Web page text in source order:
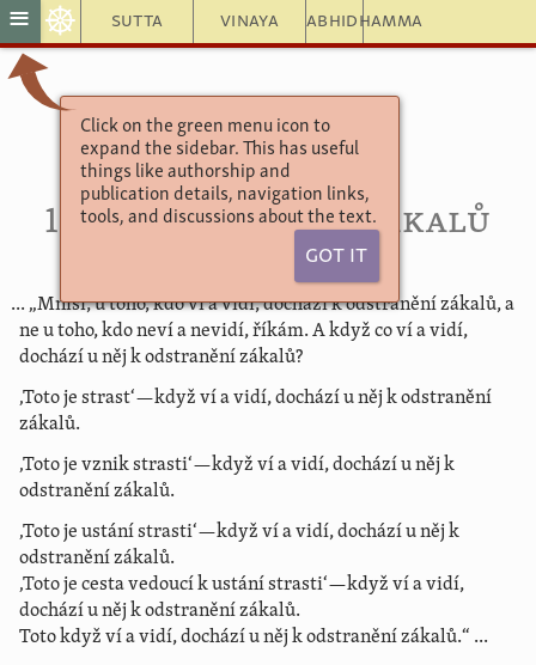
Sutta Vinaya Abhidhamma
≡ ☸
Click on the green menu icon to
expand the sidebar. This has useful
things like authorship and
publication details, navigation links,
tools, and discussions about the text.
Got It
Khuddaka Nikāya
Buddhova rčení
Čtvrtá kapitola
102. Odstranění zákalů
... „Mniši, u toho, kdo ví a vidí, dochází k odstranění zákalů, a
ne u toho, kdo neví a nevidí, říkám. A když co ví a vidí,
dochází u něj k odstranění zákalů?
‚Toto je strast‘—když ví a vidí, dochází u něj k odstranění
zákalů.
‚Toto je vznik strasti‘—když ví a vidí, dochází u něj k
odstranění zákalů.
‚Toto je ustání strasti‘—když ví a vidí, dochází u něj k
odstranění zákalů.
‚Toto je cesta vedoucí k ustání strasti‘—když ví a vidí,
dochází u něj k odstranění zákalů.
Toto když ví a vidí, dochází u něj k odstranění zákalů.“ ...